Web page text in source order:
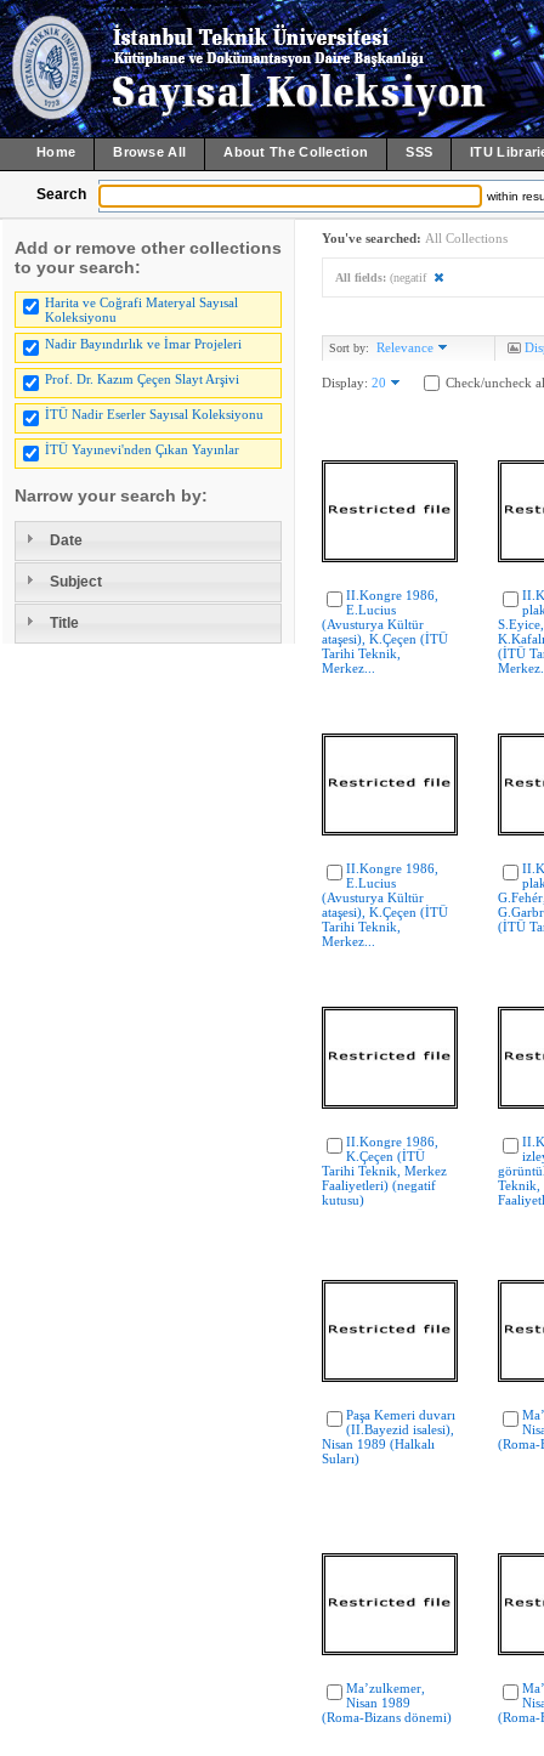
Home Browse All About The Collection SSS ITU
Search within
Add or remove other collections
to your search:
Harita ve Coğrafi Materyal Sayısal
Koleksiyonu
Nadir Bayındırlık ve İmar Projeleri
Prof. Dr. Kazım Çeçen Slayt Arşivi
İTÜ Nadir Eserler Sayısal Koleksiyonu
İTÜ Yayınevi'nden Çıkan Yayınlar
Narrow your search by:
Date
Subject
Title
You've searched: All Collections
All fields: (negatif
Sort by: Relevance
Display: 20 Check/uncheck
II.Kongre 1986,
E.Lucius
(Avusturya Kültür
ataşesi), K.Çeçen (İTÜ
Tarihi Teknik,
Merkez...
(İTÜ
II.Kongre 1986,
E.Lucius
(Avusturya Kültür
ataşesi), K.Çeçen (İTÜ
Tarihi Teknik,
Merkez...
(İTÜ
II.Kongre 1986,
K.Çeçen (İTÜ
Tarihi Teknik, Merkez
Faaliyetleri) (negatif
kutusu)
Teknik,
Paşa Kemeri duvarı
(II.Bayezid isalesi),
Nisan 1989 (Halkalı
Suları)
(Roma-
Ma’zulkemer,
Nisan 1989
(Roma-Bizans dönemi)
(Roma-